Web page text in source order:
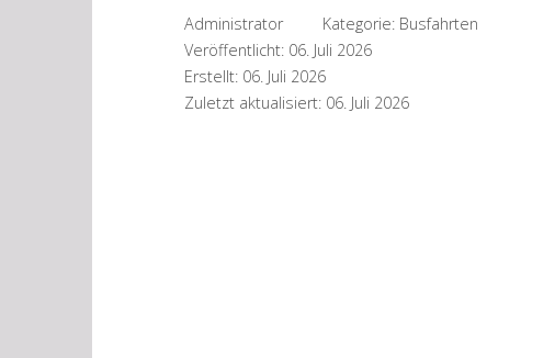
Administrator Kategorie: Busfahrten
Veröffentlicht: 06. Juli 2026
Erstellt: 06. Juli 2026
Zuletzt aktualisiert: 06. Juli 2026